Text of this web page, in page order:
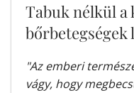
Tabuk nélkül a
"Az emberi
vágy, hogy